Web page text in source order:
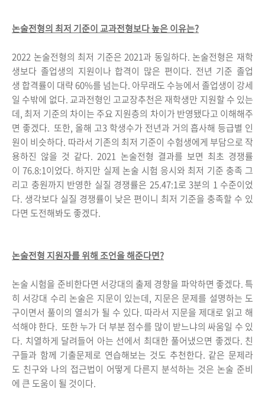
논술전형의 최저 기준이 교과전형보다 높은 이유는?
2022 논술전형의 최저 기준은 2021과 동일하다. 논술전형은 재학
생보다 졸업생의 지원이나 합격이 많은 편이다. 전년 기준 졸업
생 합격률이 대략 60%를 넘는다. 아무래도 수능에서 졸업생이 강세
일 수밖에 없다. 교과전형인 고교장추천은 재학생만 지원할 수 있는
데, 최저 기준의 차이는 주요 지원층의 차이가 반영됐다고 이해해주
면 좋겠다. 또한, 올해 고3 학생수가 전년과 거의 흡사해 등급별 인
원이 비슷하다. 따라서 기존의 최저 기준이 수험생에게 부담으로 작
용하진 않을 것 같다. 2021 논술전형 결과를 보면 최초 경쟁률
이 76.8:1이었다. 하지만 실제 논술 시험 응시와 최저 기준 충족 그
리고 충원까지 반영한 실질 경쟁률은 25.47:1로 3분의 1 수준이었
다. 생각보다 실질 경쟁률이 낮은 편이니 최저 기준을 충족할 수 있
다면 도전해봐도 좋겠다.
논술전형 지원자를 위해 조언을 해준다면?
논술 시험을 준비한다면 서강대의 출제 경향을 파악하면 좋겠다. 특
히 서강대 수리 논술은 지문이 있는데, 지문은 문제를 설명하는 도
구이면서 풀이의 열쇠가 될 수 있다. 따라서 지문을 제대로 읽고 해
석해야 한다. 또한 누가 더 부분 점수를 많이 받느냐의 싸움일 수 있
다. 치열하게 달려들어 아는 선에서 최대한 풀어냈으면 좋겠다. 친
구들과 함께 기출문제로 연습해보는 것도 추천한다. 같은 문제라
도 친구와 나의 접근법이 어떻게 다른지 분석하는 것은 논술 준비
에 큰 도움이 될 것이다.